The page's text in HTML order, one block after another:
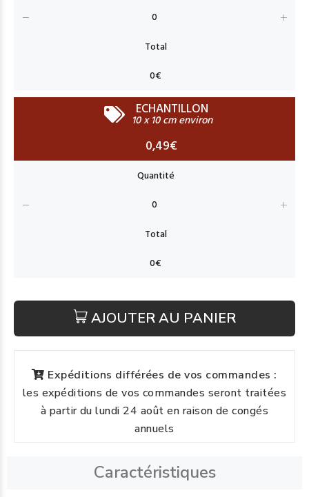
ECHANTILLON
10 x 10 cm environ
0,49€
AJOUTER AU PANIER
Expéditions différées de vos commandes :
les expéditions de vos commandes seront traitées
à partir du lundi 24 août en raison de congés
annuels
Caractéristiques